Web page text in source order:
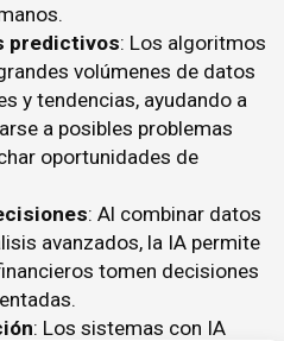
predictivos: Los algoritmos
volúmenes de datos
y tendencias, ayudando a
a posibles problemas
oportunidades de
: Al combinar datos
avanzados, la IA permite
tomen decisiones
: Los sistemas con IA